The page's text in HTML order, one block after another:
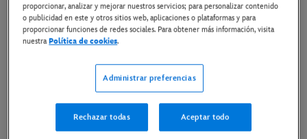
el premiado compositor Lin-Manuel Miranda escribe las
canciones
LINK AL TRÁILER EN YOUTUBE
LINK AL MATERIAL DISPONIBLE
proporcionar, analizar y mejorar nuestros servicios; para personalizar contenido
o publicidad en este y otros sitios web, aplicaciones o plataformas y para
proporcionar funciones de redes sociales. Para obtener más información, visita
nuestraPolítica de cookies.
Administrar preferencias
Rechazar todas Aceptar todo